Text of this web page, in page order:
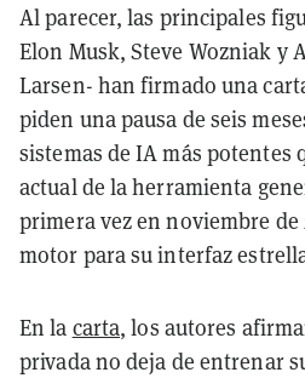
Al parecer, las principales
Elon Musk, Steve Wozniak y
Larsen- han firmado una
piden una pausa de seis
sistemas de IA más potentes
actual de la herramienta
primera vez en noviembre de
motor para su interfaz
En la carta, los autores
privada no deja de entrenar